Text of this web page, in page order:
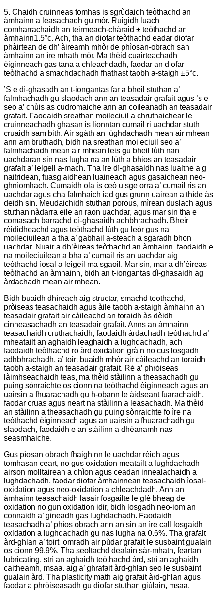
5. Chaidh cruinneas tomhas is sgrùdaidh teòthachd an
àmhainn a leasachadh gu mòr. Ruigidh luach
comharrachaidh an teirmeach-chàraid ± teòthachd an
àmhainn1.5°c. Ach, tha an diofar teòthachd eadar diofar
phàirtean de dh’ àireamh mhòr de phìosan-obrach san
àmhainn an ìre mhath mòr. Ma thèid cuairteachadh
èiginneach gas tana a chleachdadh, faodar an diofar
teòthachd a smachdachadh fhathast taobh a-staigh ±5°c.
’S e dì-ghasadh an t-iongantas far a bheil stuthan a’
falmhachadh gu slaodach ann an teasadair grafait agus ’s e
seo a’ chùis as cudromaiche ann an coileanadh an teasadair
grafait. Faodaidh sreathan moileciuil a chruthaichear le
cruinneachadh ghasan is lionntan cumail ri uachdar stuth
cruaidh sam bith. Air sgàth an lùghdachadh mean air mhean
ann am bruthadh, bidh na sreathan moileciuil seo a’
falmhachadh mean air mhean leis gu bheil lùth nan
uachdaran sin nas lugha na an lùth a bhios an teasadair
grafait a’ leigeil a-mach. Tha ìre dì-ghasaidh nas luaithe aig
naitridean, fuasglaidhean luaineach agus gasaichean neo-
ghnìomhach. Cumaidh ola is ceò uisge orra a’ cumail ris an
uachdar agus cha falmhaich iad gus grunn uairean a thìde às
deidh sin. Meudaichidh stuthan porous, mìrean duslach agus
stuthan nàdarra eile an raon uachdar, agus mar sin tha e
comasach barrachd dì-ghasaidh adhbhrachadh. Bheir
rèididheachd agus teòthachd lùth gu leòr gus na
moileciuilean a tha a’ gabhail a-steach a sgaradh bhon
uachdar. Nuair a dh’èireas teòthachd an àmhainn, faodaidh e
na moileciuilean a bha a’ cumail ris an uachdar aig
teòthachd ìosal a leigeil ma sgaoil. Mar sin, mar a dh’èireas
teòthachd an àmhainn, bidh an t-iongantas dì-ghasaidh ag
àrdachadh mean air mhean.
Bidh buaidh dhìreach aig structar, smachd teothachd,
pròiseas teasachaidh agus àile taobh a-staigh àmhainn an
teasadair grafait air càileachd an toraidh às dèidh
cinneasachadh an teasadair grafait. Anns an àmhainn
teasachaidh cruthachaidh, faodaidh àrdachadh teòthachd a’
mheatailt an aghaidh leaghaidh a lughdachadh, ach
faodaidh teòthachd ro àrd oxidation gràin no cus losgadh
adhbhrachadh, a’ toirt buaidh mhòr air càileachd an toraidh
taobh a-staigh an teasadair grafait. Rè a’ phròiseas
làimhseachaidh teas, ma thèid stàilinn a theasachadh gu
puing sònraichte os cionn na teòthachd èiginneach agus an
uairsin a fhuarachadh gu h-obann le àidseant fuarachaidh,
faodar cruas agus neart na stàilinn a leasachadh. Ma thèid
an stàilinn a theasachadh gu puing sònraichte fo ìre na
teòthachd èiginneach agus an uairsin a fhuarachadh gu
slaodach, faodaidh e an stàilinn a dhèanamh nas
seasmhaiche.
Gus pìosan obrach fhaighinn le uachdar rèidh agus
tomhasan ceart, no gus oxidation meatailt a lughdachadh
airson molltairean a dhìon agus ceadan innealachaidh a
lughdachadh, faodar diofar àmhainnean teasachaidh ìosal-
oxidation agus neo-oxidation a chleachdadh. Ann an
àmhainn teasachaidh lasair fosgailte le glè bheag de
oxidation no gun oxidation idir, bidh losgadh neo-iomlan
connaidh a’ gineadh gas lughdachadh. Faodaidh
teasachadh a’ phìos obrach ann an sin an ìre call losgaidh
oxidation a lughdachadh gu nas lugha na 0.6%. Tha grafait
àrd-ghlan a’ toirt iomradh air pùdar grafait le susbaint gualain
os cionn 99.9%. Tha seoltachd dealain sàr-mhath, feartan
lubricating, strì an aghaidh teòthachd àrd, strì an aghaidh
caitheamh, msaa. aig a’ ghrafait àrd-ghlan seo le susbaint
gualain àrd. Tha plasticity math aig grafait àrd-ghlan agus
faodar a phròiseasadh gu diofar stuthan giùlain, msaa.